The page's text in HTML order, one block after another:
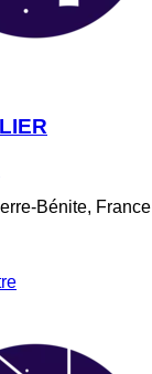
Bénite, France